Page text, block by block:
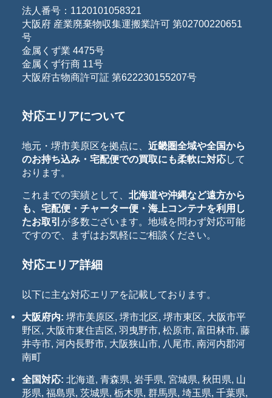
法人番号：1120101058321
大阪府 産業廃棄物収集運搬業許可 第02700220651
号
金属くず業 4475号
金属くず行商 11号
大阪府古物商許可証 第622230155207号
対応エリアについて
地元・堺市美原区を拠点に、 近畿圏全域や全国から
のお持ち込み・宅配便での買取にも柔軟に対応して
おります。
これまでの実績として、 北海道や沖縄など遠方から
も、宅配便・チャーター便・海上コンテナを利用し
たお取引 が多数ございます。地域を問わず対応可能
ですので、まずはお気軽にご相談ください。
対応エリア詳細
以下に主な対応エリアを記載しております。
大阪府内: 堺市美原区, 堺市北区, 堺市東区, 大阪市平
野区, 大阪市東住吉区, 羽曳野市, 松原市, 富田林市, 藤
井寺市, 河内長野市, 大阪狭山市, 八尾市, 南河内郡河
南町
全国対応: 北海道, 青森県, 岩手県, 宮城県, 秋田県, 山
形県, 福島県, 茨城県, 栃木県, 群馬県, 埼玉県, 千葉県,